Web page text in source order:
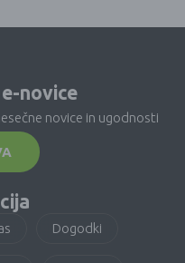
novice
novice in ugodnosti
Dogodki